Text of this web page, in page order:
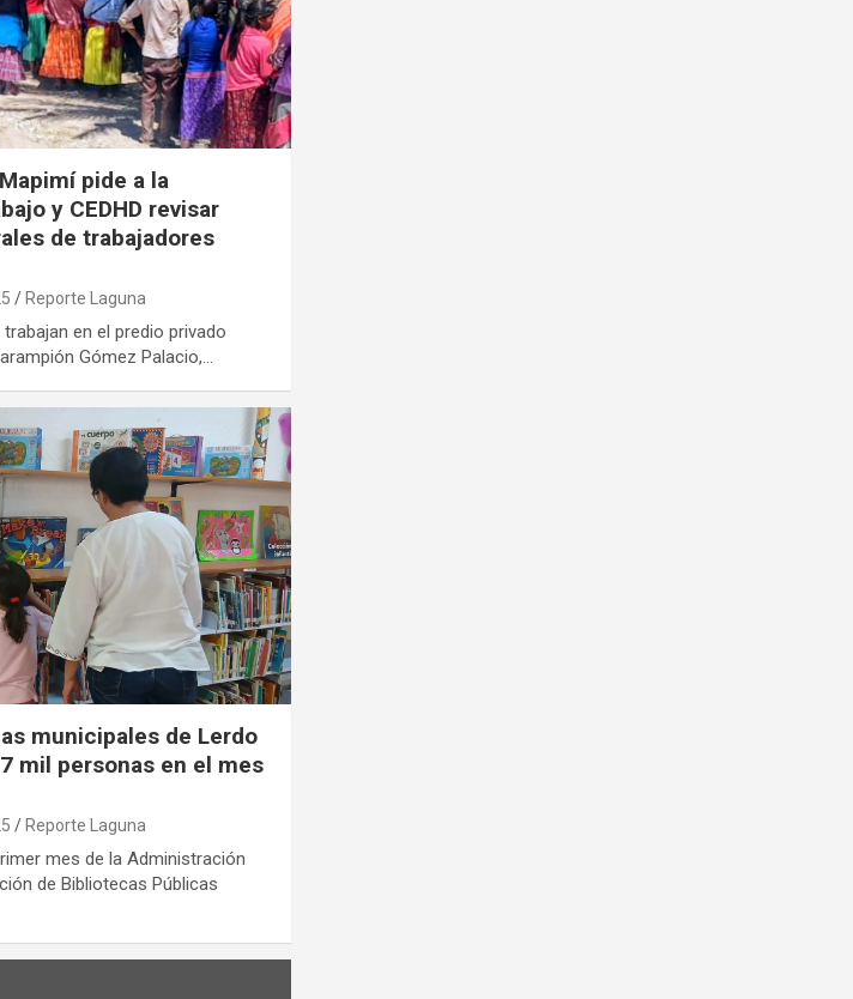
pide a la
y CEDHD revisar
de trabajadores
Reporte Laguna
en el predio privado
Gómez Palacio,…
municipales de Lerdo
mil personas en el mes
Reporte Laguna
mes de la Administración
de Bibliotecas Públicas